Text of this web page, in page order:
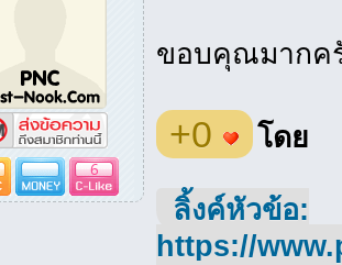
6
ขอบคุณมากครั
+0 โดย
ลิ้งค์หัวข้อ:
https://